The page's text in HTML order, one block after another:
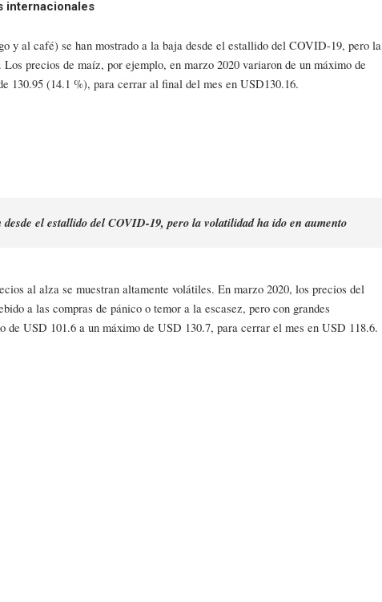
internacionales
y al café) se han mostrado a la baja desde el estallido del COVID-19, pero la
precios de maíz, por ejemplo, en marzo 2020 variaron de un máximo de
130.95 (14.1 %), para cerrar al final del mes en USD130.16.
desde el estallido del COVID-19, pero la volatilidad ha ido en aumento
al alza se muestran altamente volátiles. En marzo 2020, los precios del
a las compras de pánico o temor a la escasez, pero con grandes
de USD 101.6 a un máximo de USD 130.7, para cerrar el mes en USD 118.6.